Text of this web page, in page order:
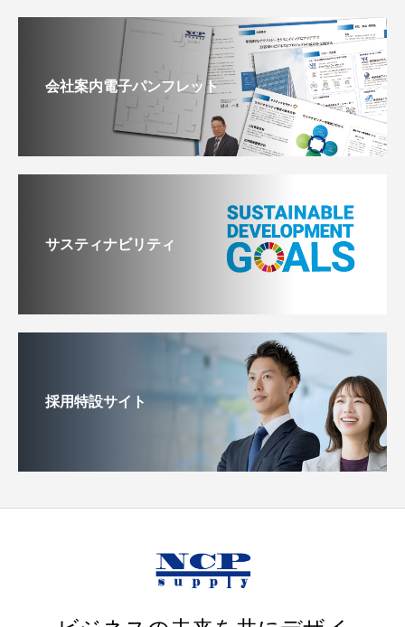
会社案内電子パンフレット
サスティナビリティ
採用特設サイト